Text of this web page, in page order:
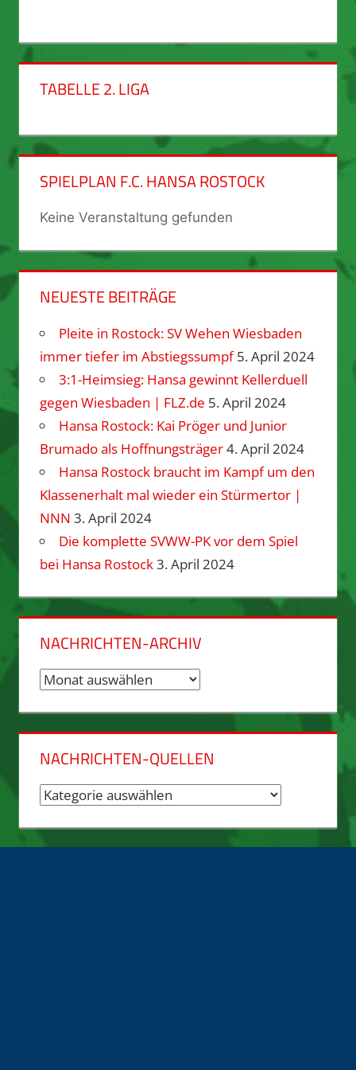
TABELLE 2. LIGA
SPIELPLAN F.C. HANSA ROSTOCK
Keine Veranstaltung gefunden
NEUESTE BEITRÄGE
Pleite in Rostock: SV Wehen Wiesbaden
immer tiefer im Abstiegssumpf 5. April 2024
3:1-Heimsieg: Hansa gewinnt Kellerduell
gegen Wiesbaden | FLZ.de 5. April 2024
Hansa Rostock: Kai Pröger und Junior
Brumado als Hoffnungsträger4. April 2024
Hansa Rostock braucht im Kampf um den
Klassenerhalt mal wieder ein Stürmertor |
NNN 3. April 2024
Die komplette SVWW-PK vor dem Spiel
bei Hansa Rostock3. April 2024
NACHRICHTEN-ARCHIV
Nachrichten-
NACHRICHTEN-QUELLEN
Nachrichten-